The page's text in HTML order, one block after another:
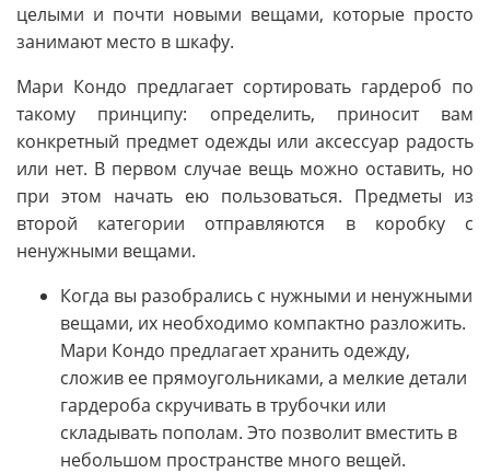
целыми и почти новыми вещами, которые просто
занимают место в шкафу.
Мари Кондо предлагает сортировать гардероб по
такому принципу: определить, приносит вам
конкретный предмет одежды или аксессуар радость
или нет. В первом случае вещь можно оставить, но
при этом начать ею пользоваться. Предметы из
второй категории отправляются в коробку с
ненужными вещами.
Когда вы разобрались с нужными и ненужными
вещами, их необходимо компактно разложить.
Мари Кондо предлагает хранить одежду,
сложив ее прямоугольниками, а мелкие детали
гардероба скручивать в трубочки или
складывать пополам. Это позволит вместить в
небольшом пространстве много вещей.